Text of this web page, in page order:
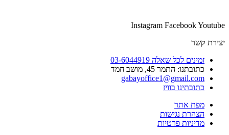
Instagram FacebookYoutube
יצירת קשר
זמינים לכל שאלה 03-6044919
כתובתנו: התמר 45, מושב חמד​
gabayoffice1@gmail.com
כתובתינו בוויז
מפת אתר
הצהרת נגישות
מדיניות פרטיות